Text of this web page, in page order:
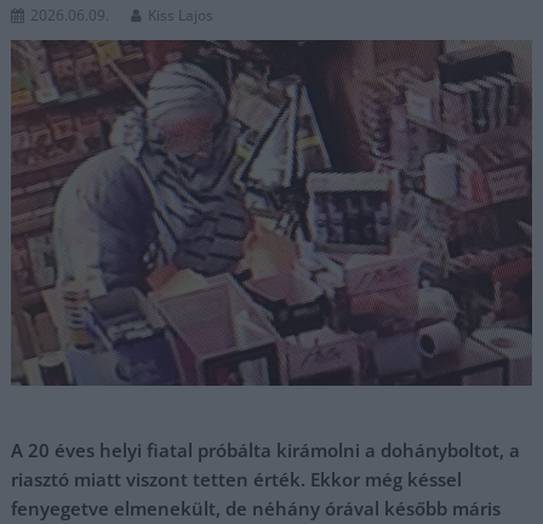
2026.06.09. Kiss Lajos
A 20 éves helyi fiatal próbálta kirámolni a dohányboltot, a
riasztó miatt viszont tetten érték. Ekkor még késsel
fenyegetve elmenekült, de néhány órával később máris